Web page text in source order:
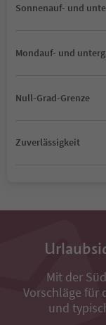
Sonnenauf- und
Mondauf- und
Null-Grad-Grenze
Zuverlässigkeit
Mit der
Vorschläge für
und